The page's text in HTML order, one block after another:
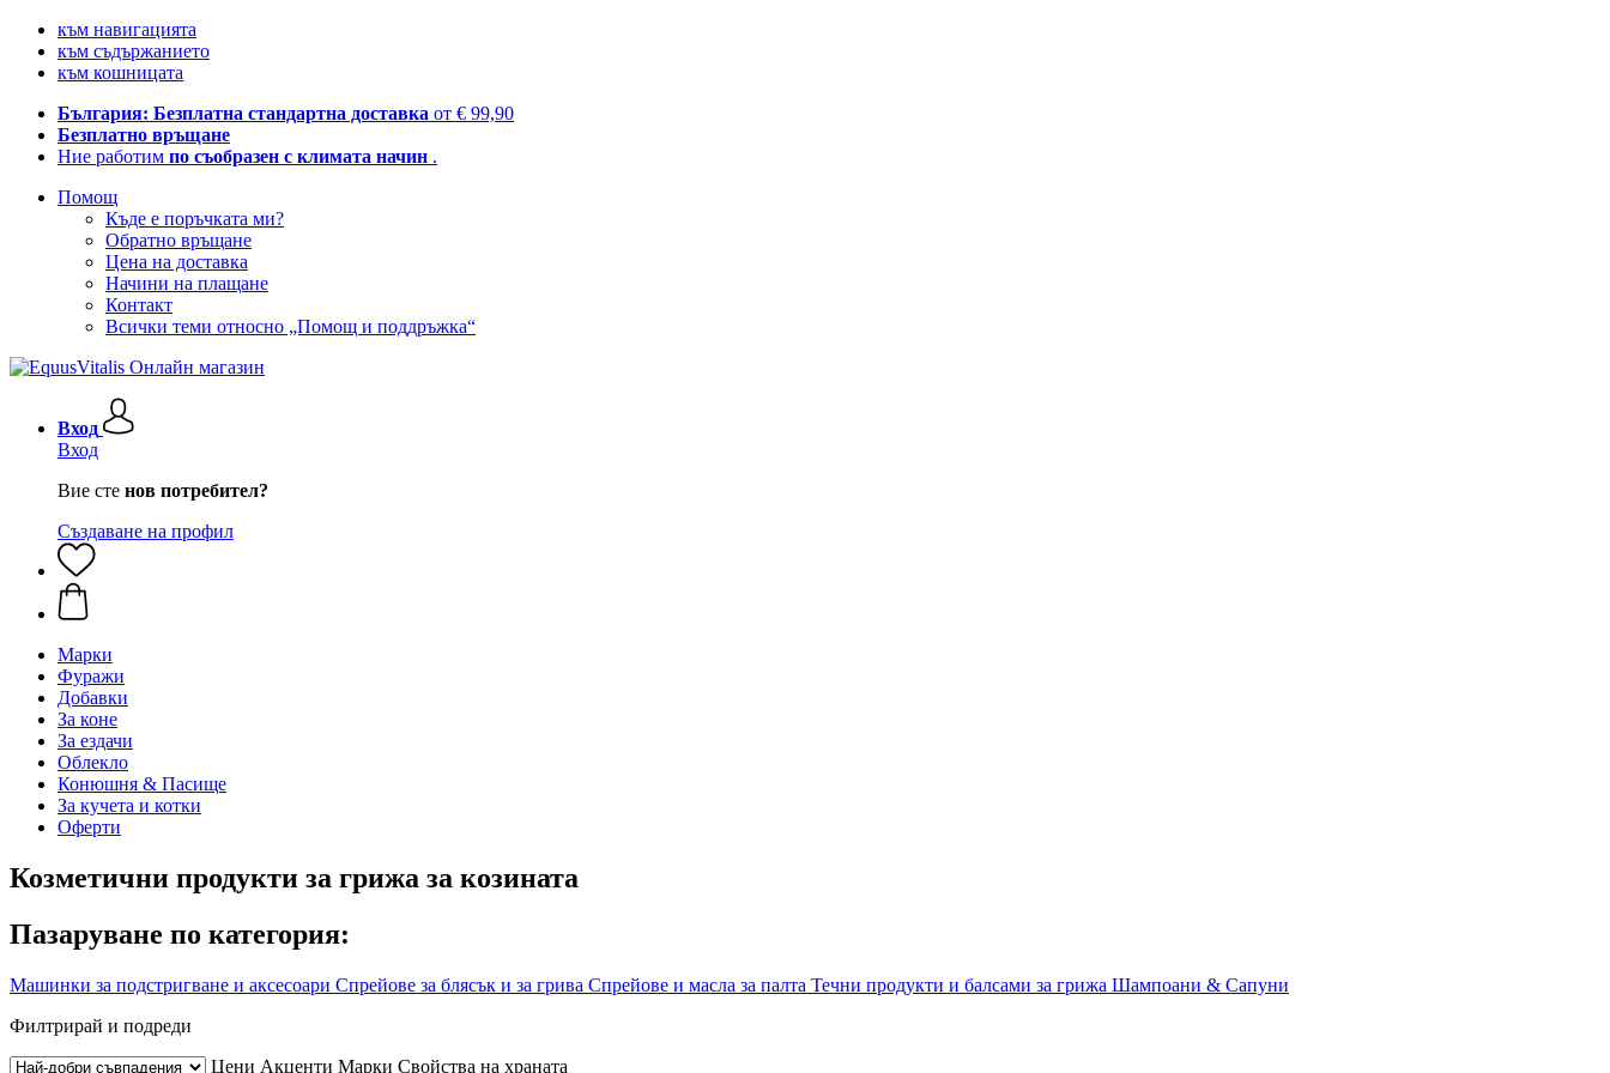
към навигацията
към съдържанието
към кошницата
България: Безплатна стандартна доставка от € 99,90
Безплатно връщане
Ние работим по съобразен с климата начин .
Помощ
Къде е поръчката ми?
Обратно връщане
Цена на доставка
Начини на плащане
Контакт
Всички теми относно „Помощ и поддръжка“
Вход
Вход
Вие сте нов потребител?
Създаване на профил
Марки
Фуражи
Добавки
За коне
За ездачи
Облекло
Конюшня & Пасище
За кучета и котки
Оферти
Козметични продукти за грижа за козината
Пазаруване по категория:
Машинки за подстригване и аксесоари Спрейове за блясък и за грива Спрейове и масла за палта Течни продукти и балсами за грижа Шампоани & Сапуни
Филтрирай и подреди
Цени Акценти Марки Свойства на храната